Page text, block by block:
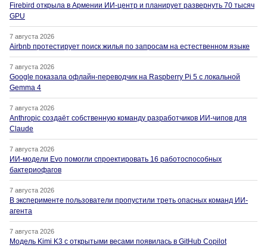
Firebird открыла в Армении ИИ-центр и планирует развернуть 70 тысяч
GPU
7 августа 2026
Airbnb протестирует поиск жилья по запросам на естественном языке
7 августа 2026
Google показала офлайн-переводчик на Raspberry Pi 5 с локальной
Gemma 4
7 августа 2026
Anthropic создаёт собственную команду разработчиков ИИ-чипов для
Claude
7 августа 2026
ИИ-модели Evo помогли спроектировать 16 работоспособных
бактериофагов
7 августа 2026
В эксперименте пользователи пропустили треть опасных команд ИИ-
агента
7 августа 2026
Модель Kimi K3 с открытыми весами появилась в GitHub Copilot